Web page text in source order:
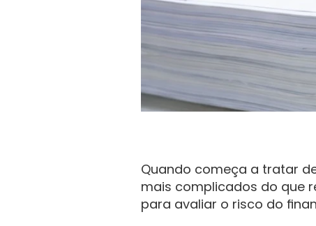
Quando começa a tratar
mais complicados do que
para avaliar o risco do